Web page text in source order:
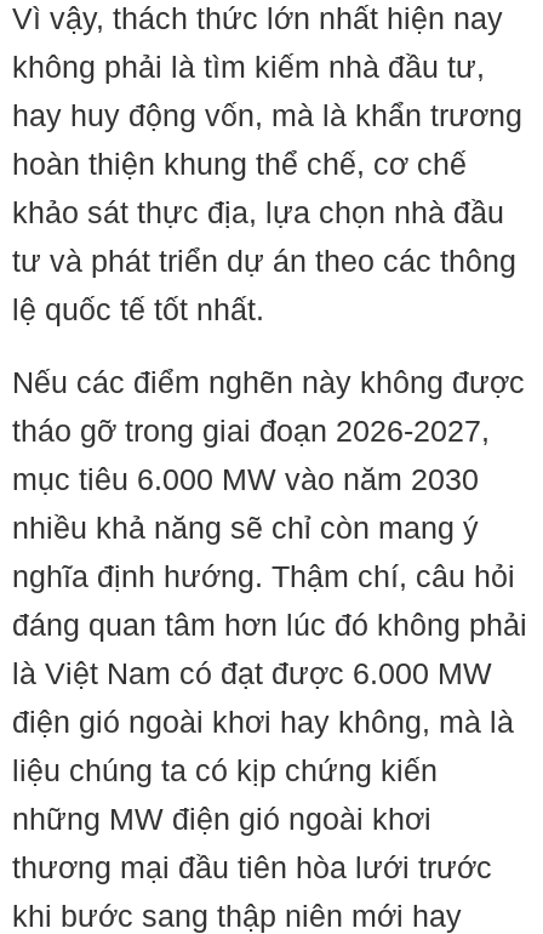
Vì vậy, thách thức lớn nhất hiện nay
không phải là tìm kiếm nhà đầu tư,
hay huy động vốn, mà là khẩn trương
hoàn thiện khung thể chế, cơ chế
khảo sát thực địa, lựa chọn nhà đầu
tư và phát triển dự án theo các thông
lệ quốc tế tốt nhất.
Nếu các điểm nghẽn này không được
tháo gỡ trong giai đoạn 2026-2027,
mục tiêu 6.000 MW vào năm 2030
nhiều khả năng sẽ chỉ còn mang ý
nghĩa định hướng. Thậm chí, câu hỏi
đáng quan tâm hơn lúc đó không phải
là Việt Nam có đạt được 6.000 MW
điện gió ngoài khơi hay không, mà là
liệu chúng ta có kịp chứng kiến
những MW điện gió ngoài khơi
thương mại đầu tiên hòa lưới trước
khi bước sang thập niên mới hay